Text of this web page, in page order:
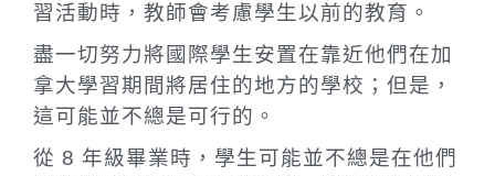
習活動時，教師會考慮學生以前的教育。
盡一切努力將國際學生安置在靠近他們在加
拿大學習期間將居住的地方的學校；但是，
這可能並不總是可行的。
從 8 年級畢業時，學生可能並不總是在他們